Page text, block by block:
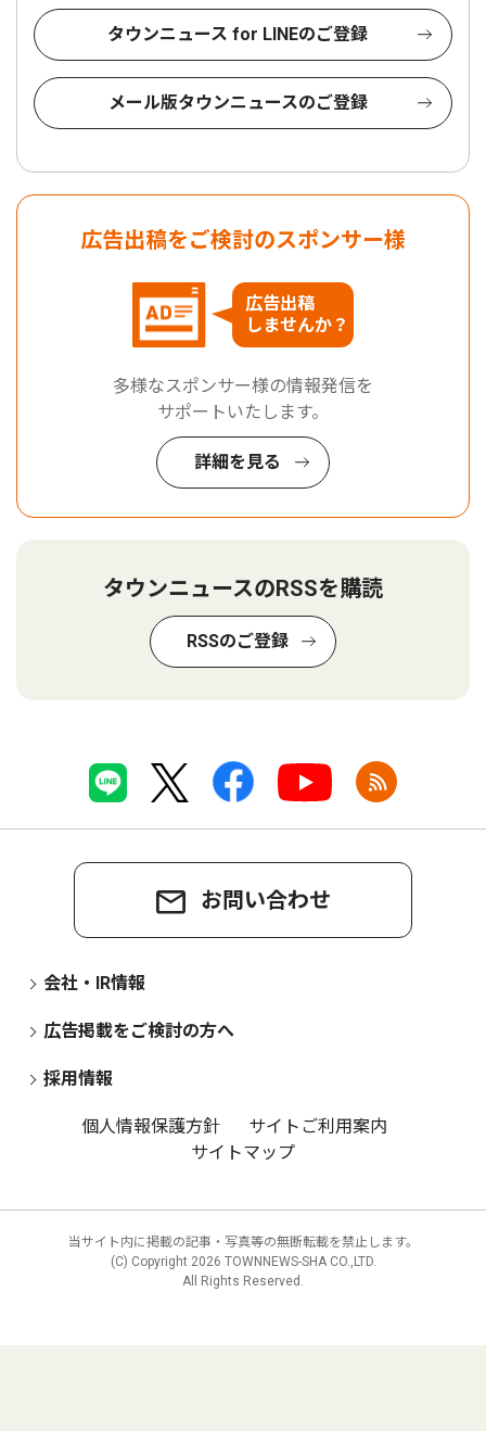
タウンニュース for LINEのご登録
メール版タウンニュースのご登録
広告出稿をご検討のスポンサー様
広告出稿
しませんか？
多様なスポンサー様の情報発信を
サポートいたします。
詳細を見る
タウンニュースのRSSを購読
RSSのご登録
お問い合わせ
会社・IR情報
広告掲載をご検討の方へ
採用情報
個人情報保護方針
サイトご利用案内
サイトマップ
当サイト内に掲載の記事・写真等の無断転載を禁止します。
(C) Copyright 2026 TOWNNEWS-SHA CO.,LTD.
All Rights Reserved.